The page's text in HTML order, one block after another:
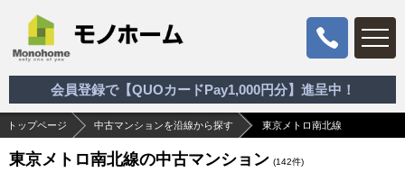
会員登録で【QUOカードPay1,000円分】進呈中！
トップページ 中古マンションを沿線から探す 東京メトロ南北線
東京メトロ南北線の中古マンション (142件)